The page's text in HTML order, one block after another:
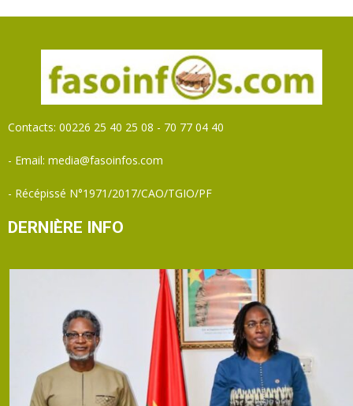
Contacts: 00226 25 40 25 08 - 70 77 04 40
- Email: media@fasoinfos.com
- Récépissé N°1971/2017/CAO/TGIO/PF
DERNIÈRE INFO